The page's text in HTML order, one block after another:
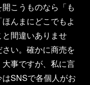
こうものなら「も
んまにどこでもよ
間違いありませ
い。確かに商売を
事ですが、私に言
SNSで各個人がお